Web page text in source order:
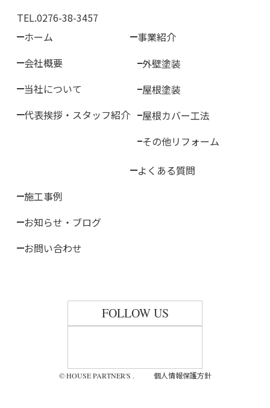
TEL.0276-38-3457
ホーム
会社概要
当社について
代表挨拶・スタッフ紹介
事業紹介
外壁塗装
屋根塗装
屋根カバー工法
その他リフォーム
よくある質問
施工事例
お知らせ・ブログ
お問い合わせ
© HOUSE PARTNER'S . 個人情報保護方針
FOLLOW US